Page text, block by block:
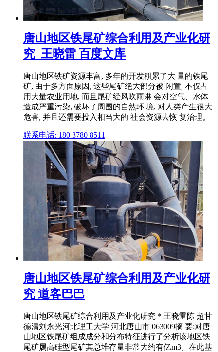
唐山地区铁尾矿综合利用及产业化研
究_王晓雷 百度文库
唐山地区铁矿资源丰富, 多年的开发积累了大 量的铁尾
矿, 由于多方面原因, 这些尾矿绝大部分被 闲置, 不仅占
用大量农业用地, 而且尾矿经风吹雨淋 会对空气、水体
造成严重污染, 破坏了周围的自然环 境, 对人类产生很大
危害, 并且还需要投入相当大的 社会资源去恢 复治理。
联系电话: 180 3780 8511
唐山地区铁尾矿综合利用及产业化研
究 道客巴巴
唐山地区铁尾矿综合利用及产业化研究＊王晓雷陈 超甘
德清刘永光河北理工大学 河北唐山市 063009摘 要:对唐
山地区铁尾矿组成成分和分布特征进行了分析该地区铁
尾矿属高硅型尾矿其总堆存量非常大约有亿m3。在此基